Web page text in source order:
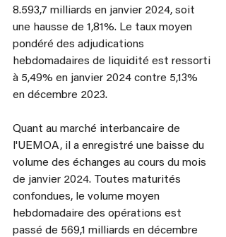
8.593,7 milliards en janvier 2024, soit
une hausse de 1,81%. Le taux moyen
pondéré des adjudications
hebdomadaires de liquidité est ressorti
à 5,49% en janvier 2024 contre 5,13%
en décembre 2023.
Quant au marché interbancaire de
l'UEMOA, il a enregistré une baisse du
volume des échanges au cours du mois
de janvier 2024. Toutes maturités
confondues, le volume moyen
hebdomadaire des opérations est
passé de 569,1 milliards en décembre